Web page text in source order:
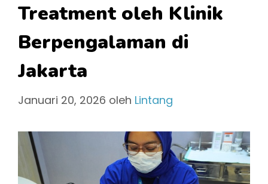
Treatment oleh Klinik
Berpengalaman di
Jakarta
Januari 20, 2026 oleh Lintang